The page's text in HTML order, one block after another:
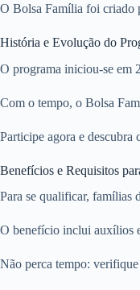
O Bolsa Família foi criado
História e Evolução do
O programa iniciou-se em
Com o tempo, o Bolsa
Participe agora e
Benefícios e Requisitos
Para se qualificar, famílias
O benefício inclui auxílios
Não perca tempo: